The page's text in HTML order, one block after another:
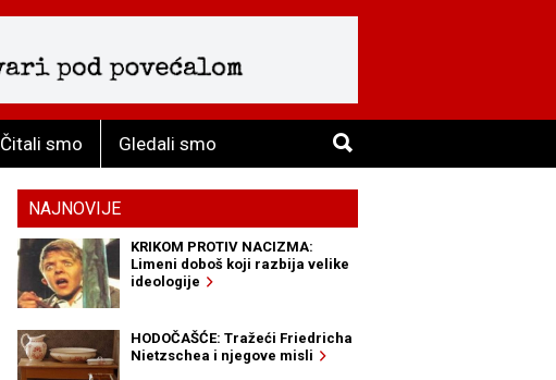
Čitali smo Gledali smo
NAJNOVIJE
KRIKOM PROTIV NACIZMA:
Limeni doboš koji razbija velike
ideologije
HODOČAŠĆE: Tražeći Friedricha
Nietzschea i njegove misli